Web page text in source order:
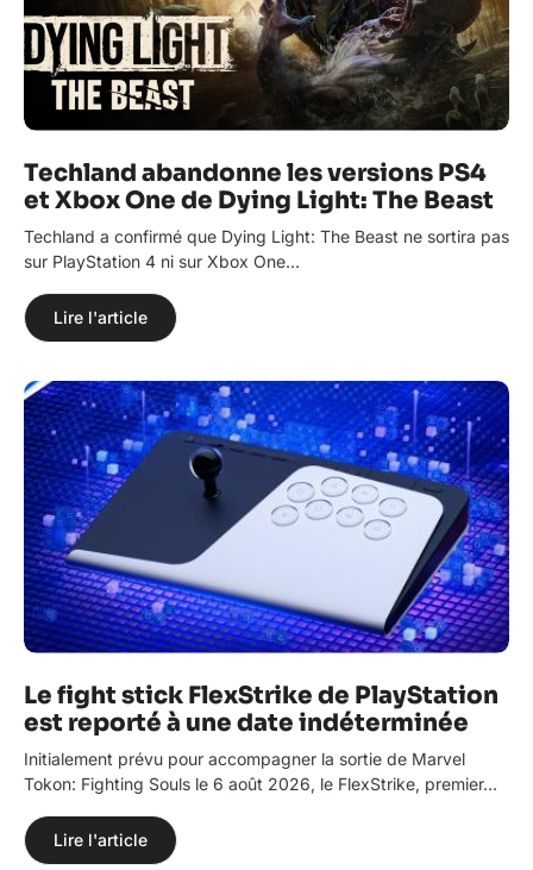
Techland abandonne les versions PS4
et Xbox One de Dying Light: The Beast
Techland a confirmé que Dying Light: The Beast ne sortira pas
sur PlayStation 4 ni sur Xbox One…
Lire l'article
Le fight stick FlexStrike de PlayStation
est reporté à une date indéterminée
Initialement prévu pour accompagner la sortie de Marvel
Tokon: Fighting Souls le 6 août 2026, le FlexStrike, premier…
Lire l'article